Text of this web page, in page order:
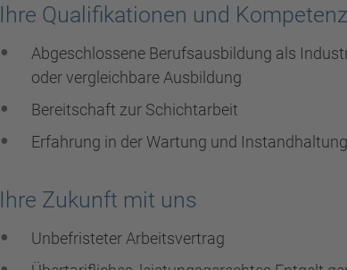
Ihre Qualifikationen und
Abgeschlossene Berufsausbildung als
oder vergleichbare Ausbildung
Bereitschaft zur Schichtarbeit
Erfahrung in der Wartung und Instandhaltung
Ihre Zukunft mit uns
Unbefristeter Arbeitsvertrag